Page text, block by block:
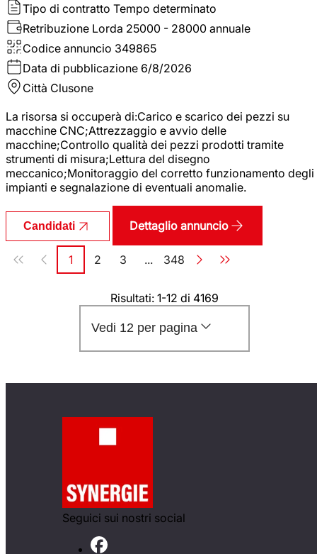
Tipo di contratto Tempo determinato
Retribuzione Lorda 25000 - 28000 annuale
Codice annuncio 349865
Data di pubblicazione 6/8/2026
Città Clusone
La risorsa si occuperà di:Carico e scarico dei pezzi su
macchine CNC;Attrezzaggio e avvio delle
macchine;Controllo qualità dei pezzi prodotti tramite
strumenti di misura;Lettura del disegno
meccanico;Monitoraggio del corretto funzionamento degli
impianti e segnalazione di eventuali anomalie.
Candidati Dettaglio annuncio
Paginazione
Pagina
1 Pagina
2 Pagina
3 ... Pagina
348
Risultati: 1-12 di 4169
Vedi 12 per pagina
Seguici sui nostri social